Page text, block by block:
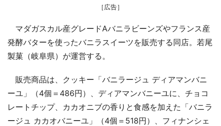
［広告］
マダガスカル産グレードAバニラビーンズやフランス産
発酵バターを使ったバニラスイーツを販売する同店。若尾
製菓（岐阜県）が運営する。
販売商品は、クッキー「バニラージュ ディアマンバニ
ーユ」（4個＝486円）、ディアマンバニーユに、チョコ
レートチップ、カカオニブの香りと食感を加えた「バニラ
ージュ カカオバニーユ」（4個＝518円）、フィナンシェ